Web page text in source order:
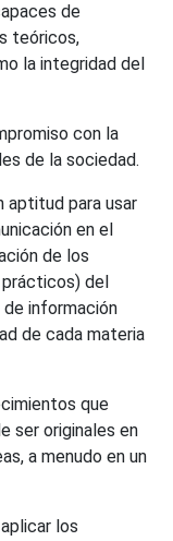
de
teóricos,
la integridad del
con la
de la sociedad.
aptitud para usar
en el
de los
del
información
de cada materia
que
ser originales en
a menudo en un
los